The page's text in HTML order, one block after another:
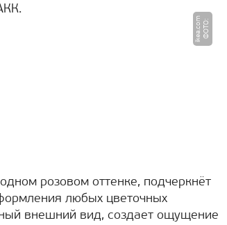
Ф
О
Т
О
:
i
k
e
a.
c
o
m
розовом оттенке, подчеркнёт
любых цветочных
внешний вид, создает ощущение